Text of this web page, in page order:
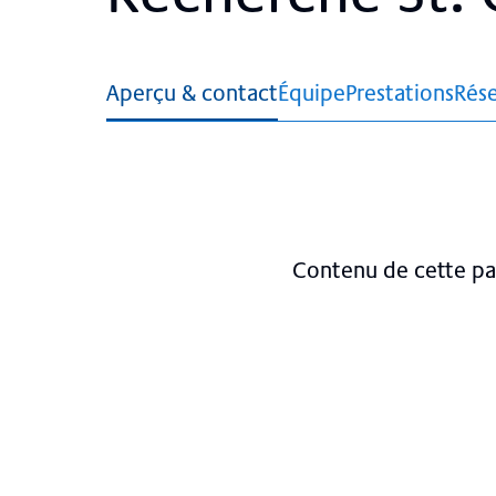
Aperçu & contactÉquipePrestations
Contenu de cette